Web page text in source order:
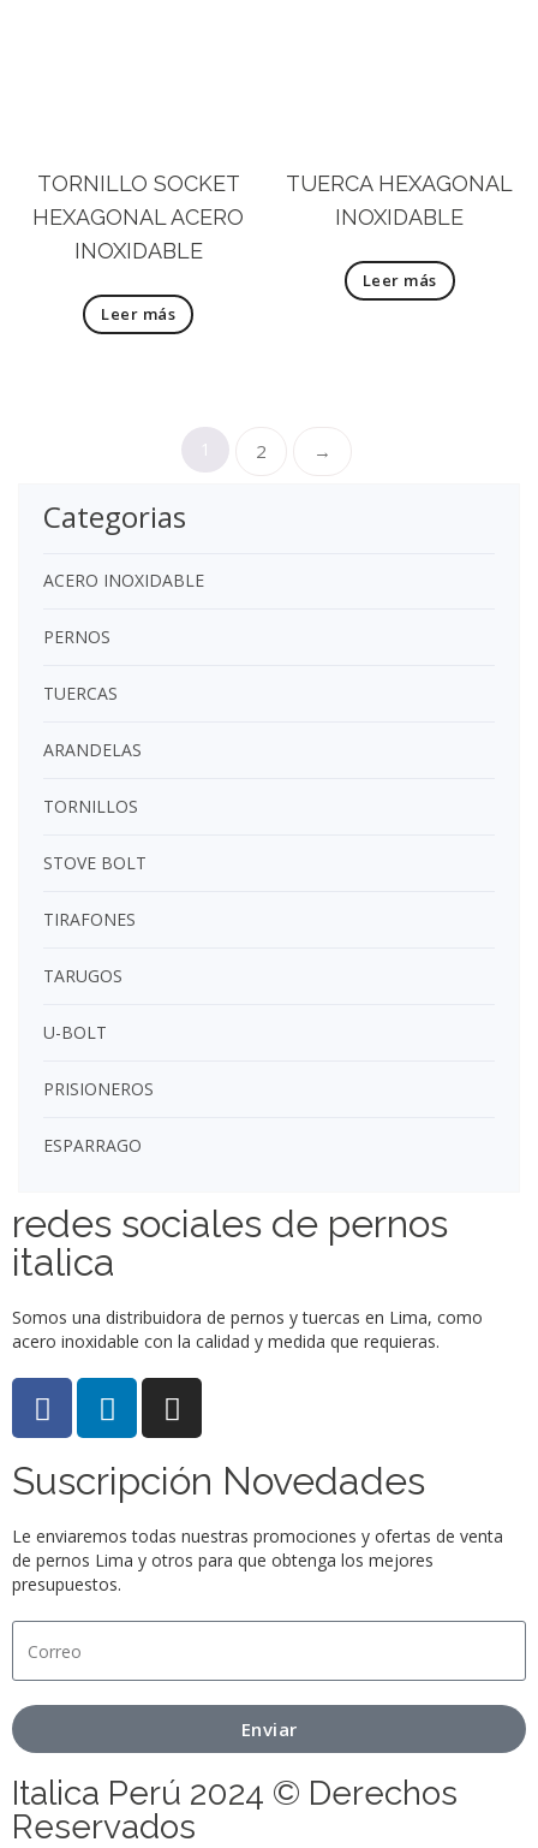
TORNILLO SOCKET
HEXAGONAL ACERO
INOXIDABLE
Leer más
TUERCA HEXAGONAL
INOXIDABLE
Leer más
1 2 →
Categorias
ACERO INOXIDABLE
PERNOS
TUERCAS
ARANDELAS
TORNILLOS
STOVE BOLT
TIRAFONES
TARUGOS
U-BOLT
PRISIONEROS
ESPARRAGO
redes sociales de pernos
italica
Somos una distribuidora de pernos y tuercas en Lima, como
acero inoxidable con la calidad y medida que requieras.
Suscripción Novedades
Le enviaremos todas nuestras promociones y ofertas de venta
de pernos Lima y otros para que obtenga los mejores
presupuestos.
Enviar
Italica Perú 2024 © Derechos
Reservados